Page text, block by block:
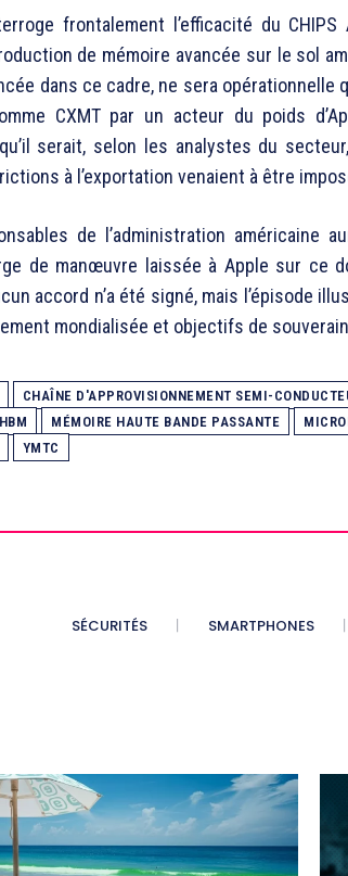
frontalement l’efficacité du
de mémoire avancée sur le sol
dans ce cadre, ne sera opérationnelle
CXMT par un acteur du poids
serait, selon les analystes du
à l’exportation venaient à être
de l’administration américaine
de manœuvre laissée à Apple sur ce
accord n’a été signé, mais l’épisode
mondialisée et objectifs de
CHAÎNE D'APPROVISIONNEMENT SEMI-
HBM MÉMOIRE HAUTE BANDE PASSANTE
YMTC
SÉCURITÉS SMARTPHONES